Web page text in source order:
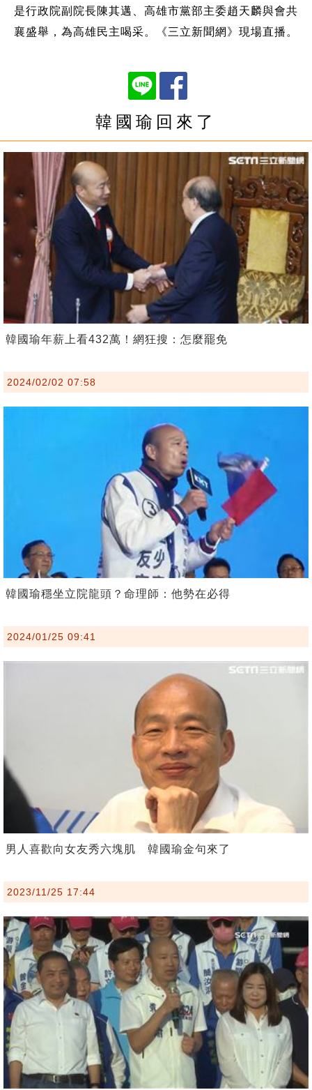
是行政院副院長陳其邁、高雄市黨部主委趙天麟與會共
襄盛舉，為高雄民主喝采。《三立新聞網》現場直播。
韓國瑜回來了
韓國瑜年薪上看432萬！網狂搜：怎麼罷免
2024/02/02 07:58
韓國瑜穩坐立院龍頭？命理師：他勢在必得
2024/01/25 09:41
男人喜歡向女友秀六塊肌 韓國瑜金句來了
2023/11/25 17:44